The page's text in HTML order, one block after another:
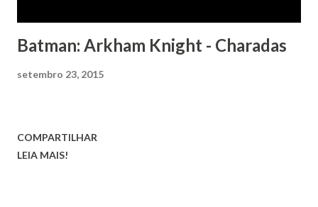
Batman: Arkham Knight - Charadas
setembro 23, 2015
COMPARTILHAR
LEIA MAIS!